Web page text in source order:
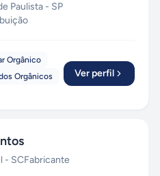
Paulista - SP
Orgânico
Orgânicos
Ver perfil
- SCFabricante